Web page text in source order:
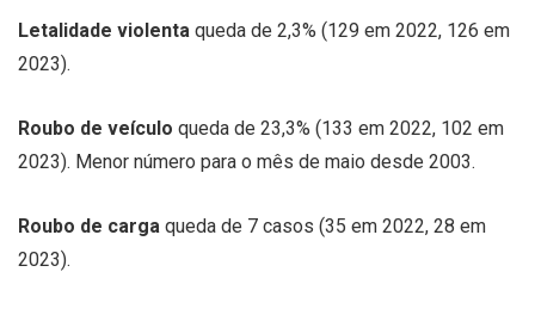
Letalidade violenta queda de 2,3% (129 em 2022, 126 em
2023).
Roubo de veículo queda de 23,3% (133 em 2022, 102 em
2023). Menor número para o mês de maio desde 2003.
Roubo de carga queda de 7 casos (35 em 2022, 28 em
2023).